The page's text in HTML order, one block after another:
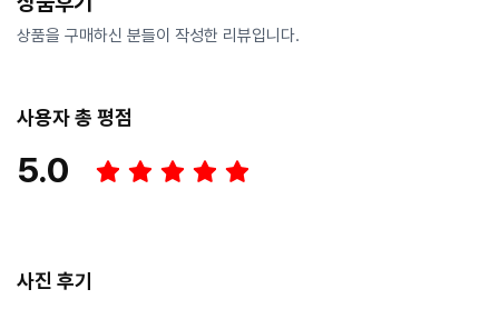
상품을 구매하신 분들이 작성한 리뷰입니다.
사용자 총 평점
5.0
사진 후기